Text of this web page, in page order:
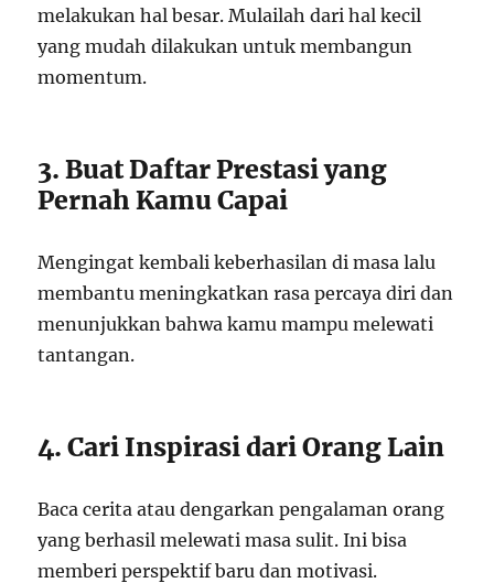
melakukan hal besar. Mulailah dari hal kecil
yang mudah dilakukan untuk membangun
momentum.
3. Buat Daftar Prestasi yang
Pernah Kamu Capai
Mengingat kembali keberhasilan di masa lalu
membantu meningkatkan rasa percaya diri dan
menunjukkan bahwa kamu mampu melewati
tantangan.
4. Cari Inspirasi dari Orang Lain
Baca cerita atau dengarkan pengalaman orang
yang berhasil melewati masa sulit. Ini bisa
memberi perspektif baru dan motivasi.